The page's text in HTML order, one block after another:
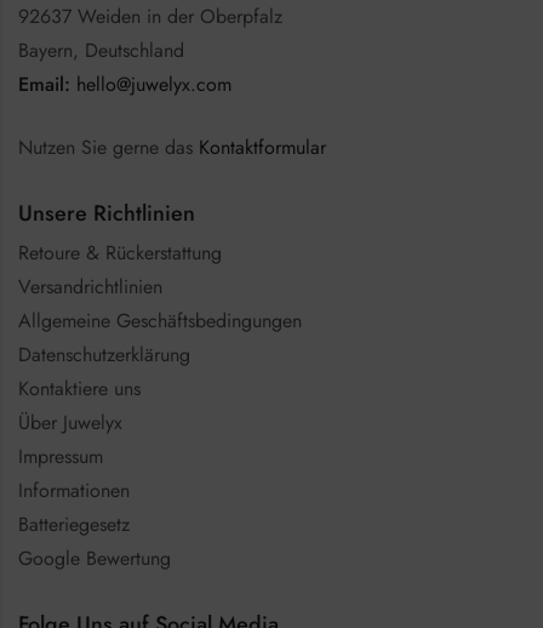
92637 Weiden in der Oberpfalz
Bayern, Deutschland
Email: hello@juwelyx.com
Nutzen Sie gerne das Kontaktformular
Unsere Richtlinien
Retoure & Rückerstattung
Versandrichtlinien
Allgemeine Geschäftsbedingungen
Datenschutzerklärung
Kontaktiere uns
Über Juwelyx
Impressum
Informationen
Batteriegesetz
Google Bewertung